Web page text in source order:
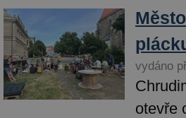
vydáno
otevře